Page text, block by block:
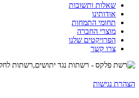
שאלות ותשובות
אודותינו
תחומי התמחות
מוצרי החברה
הפרויקטים שלנו
צרו קשר
הצהרת נגישות